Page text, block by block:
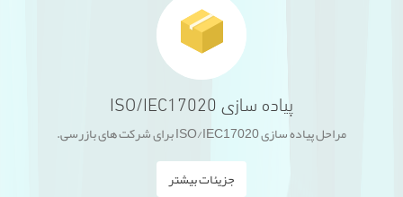
پیاده سازی ISO/IEC17020
مراحل پیاده سازی ISO/IEC17020 برای شرکت های بازرسی.
جزیئات بیشتر